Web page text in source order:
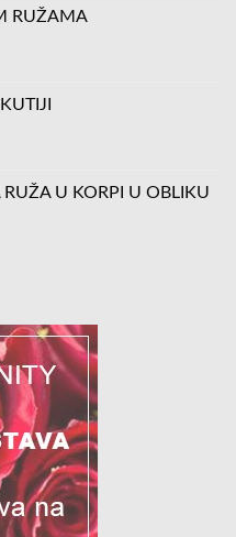
RUŽAMA
RUŽA U KORPI U OBLIKU